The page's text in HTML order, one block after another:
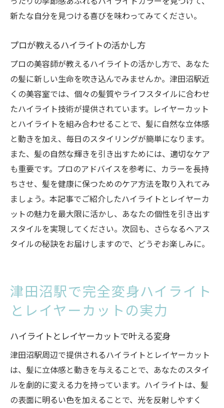
新たな自分を見つける喜びを味わってみてください。
プロが教えるハイライトの活かし方
プロの美容師が教えるハイライトの活かし方で、あなた
の髪に新しい生命を吹き込んでみませんか。津田沼駅近
くの美容室では、個々の髪質やライフスタイルに合わせ
たハイライト技術が提供されています。レイヤーカット
とハイライトを組み合わせることで、髪に自然な立体感
と動きを加え、毎日のスタイリングが簡単になります。
また、髪の自然な輝きを引き出すためには、適切なケア
も重要です。プロのアドバイスを参考に、カラーを長持
ちさせ、髪を健康に保つためのケア方法を取り入れてみ
ましょう。本記事でご紹介したハイライトとレイヤーカ
ットの魅力を最大限に活かし、あなたの個性を引き出す
スタイルを実現してください。次回も、さらなるヘアス
タイルの秘訣をお届けしますので、どうぞお楽しみに。
津田沼駅で完全変身ハイライト
とレイヤーカットの実力
ハイライトとレイヤーカットで叶える変身
津田沼駅周辺で提供されるハイライトとレイヤーカット
は、髪に立体感と動きを与えることで、あなたのスタイ
ルを劇的に変える力を持っています。ハイライトは、髪
の表面に明るい色を加えることで、光を反射しやすく